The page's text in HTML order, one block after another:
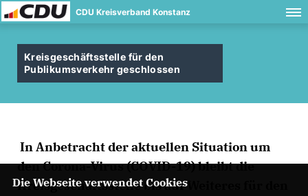
CDU Kreisverband Konstanz
Kreisgeschäftsstelle für den
Publikumsverkehr geschlossen
In Anbetracht der aktuellen Situation um
den Corona-Virus (COVID-19) bleibt die
Kreisgeschäftsstelle bis auf Weiteres für den
Die Webseite verwendet Cookies